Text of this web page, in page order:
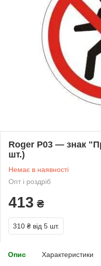
Roger Р03 — знак
шт.)
Немає в наявності
Опт і роздріб
413 ₴
310 ₴ від 5 шт.
Опис Характеристики